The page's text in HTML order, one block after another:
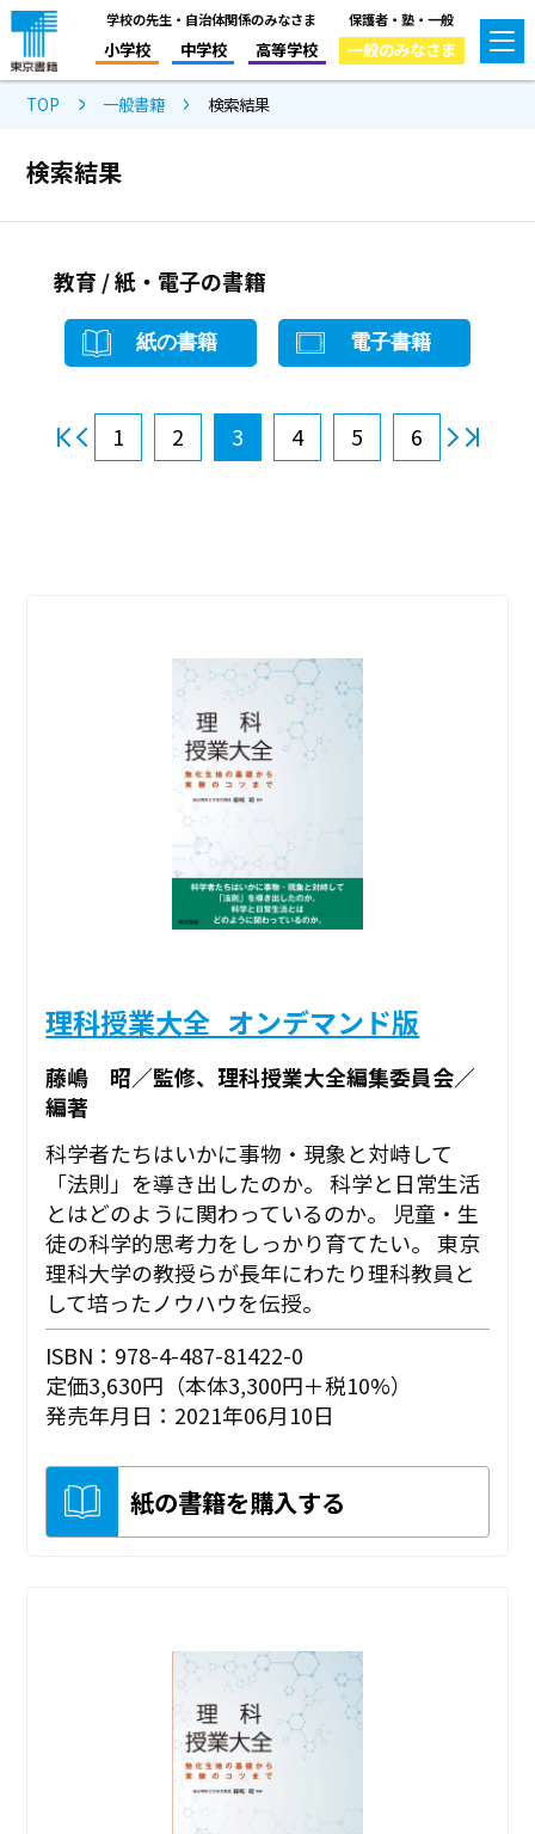
学校の先生・自治体関係のみなさま
小学校 中学校 高等学校
保護者・塾・一般
一般のみなさま
TOP 一般書籍 検索結果
検索結果
教育 / 紙・電子の書籍
紙の書籍 電子書籍
1 2 3 4 5 6
理科授業大全_オンデマンド版
藤嶋 昭／監修、理科授業大全編集委員会／
編著
科学者たちはいかに事物・現象と対峙して
「法則」を導き出したのか。 科学と日常生活
とはどのように関わっているのか。 児童・生
徒の科学的思考力をしっかり育てたい。 東京
理科大学の教授らが長年にわたり理科教員と
して培ったノウハウを伝授。
ISBN：978-4-487-81422-0
定価3,630円（本体3,300円＋税10%）
発売年月日：2021年06月10日
紙の書籍を購入する